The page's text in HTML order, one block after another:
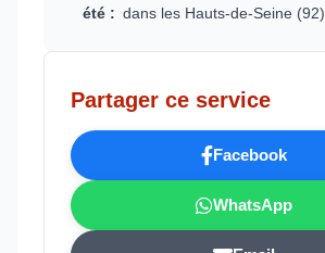
été : dans les Hauts-de-Seine (92)
Partager ce service
Facebook
WhatsApp